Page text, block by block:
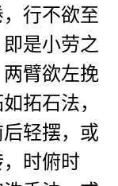
行不欲至
是小劳之
臂欲左挽
拓石法，
轻摆，或
时俯时